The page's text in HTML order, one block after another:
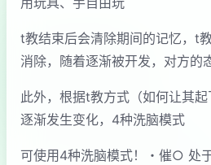
t教结束后会清除期间的记忆，t
消除，随着逐渐被开发，对方的
此外，根据t教方式（如何让其
逐渐发生变化，4种洗脑模式
可使用4种洗脑模式！・催○ 处